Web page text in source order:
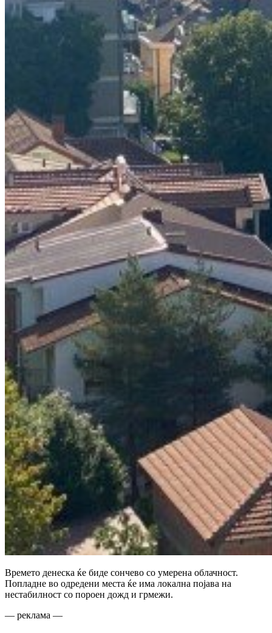
Времето денеска ќе биде сончево со умерена облачност.
Попладне во одредени места ќе има локална појава на
нестабилност со пороен дожд и грмежи.
— реклама —